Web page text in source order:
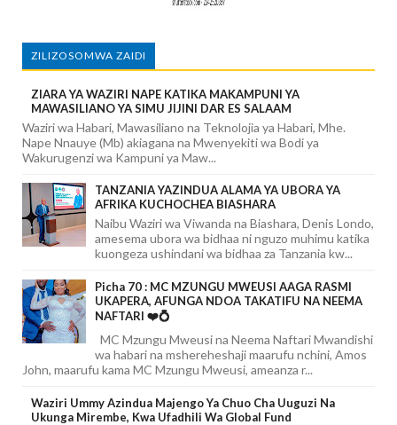
ZILIZOSOMWA ZAIDI
ZIARA YA WAZIRI NAPE KATIKA MAKAMPUNI YA
MAWASILIANO YA SIMU JIJINI DAR ES SALAAM
Waziri wa Habari, Mawasiliano na Teknolojia ya Habari, Mhe.
Nape Nnauye (Mb) akiagana na Mwenyekiti wa Bodi ya
Wakurugenzi wa Kampuni ya Maw...
TANZANIA YAZINDUA ALAMA YA UBORA YA
AFRIKA KUCHOCHEA BIASHARA
Naibu Waziri wa Viwanda na Biashara, Denis Londo,
amesema ubora wa bidhaa ni nguzo muhimu katika
kuongeza ushindani wa bidhaa za Tanzania kw...
Picha 70 : MC MZUNGU MWEUSI AAGA RASMI
UKAPERA, AFUNGA NDOA TAKATIFU NA NEEMA
NAFTARI ❤️💍
MC Mzungu Mweusi na Neema Naftari Mwandishi
wa habari na mshereheshaji maarufu nchini, Amos
John, maarufu kama MC Mzungu Mweusi, ameanza r...
Waziri Ummy Azindua Majengo Ya Chuo Cha Uuguzi Na
Ukunga Mirembe, Kwa Ufadhili Wa Global Fund